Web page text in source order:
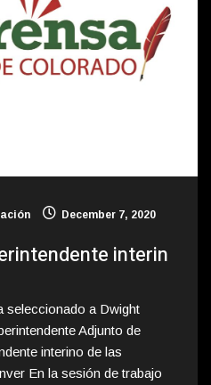
December 7, 2020
interin
seleccionado a Dwight
Adjunto de
interino de las
En la sesión de trabajo